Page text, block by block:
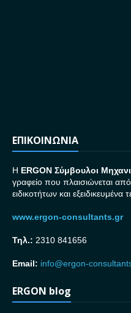
ΕΠΙΚΟΙΝΩΝΙΑ
H ERGON Σύμβουλοι
γραφείο που πλαισιώνεται
ειδικοτήτων και εξειδικευμένα
www.ergon-consultants.gr
Τηλ.: 2310 841656
Email: info@ergon-
ERGON blog